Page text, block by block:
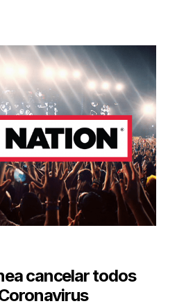
cancelar todos